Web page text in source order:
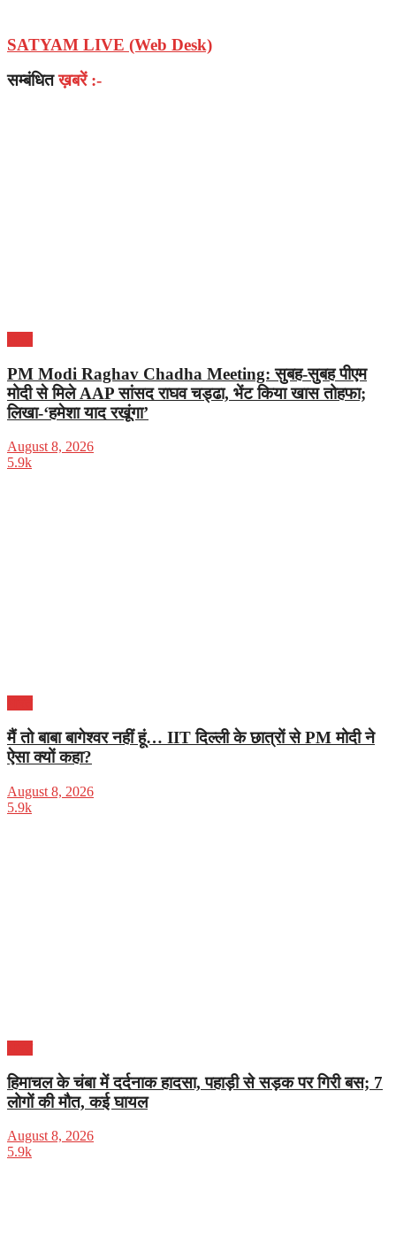
SATYAM LIVE (Web Desk)
सम्बंधितख़बरें :-
PM Modi Raghav Chadha Meeting: सुबह-सुबह पीएम
मोदी से मिले AAP सांसद राघव चड्ढा, भेंट किया खास तोहफा;
लिखा-‘हमेशा याद रखूंगा’
August 8, 2026
5.9k
मैं तो बाबा बागेश्वर नहीं हूं… IIT दिल्ली के छात्रों से PM मोदी ने
ऐसा क्यों कहा?
August 8, 2026
5.9k
हिमाचल के चंबा में दर्दनाक हादसा, पहाड़ी से सड़क पर गिरी बस; 7
लोगों की मौत, कई घायल
August 8, 2026
5.9k